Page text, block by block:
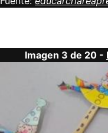
Imagen 3 de 20 -